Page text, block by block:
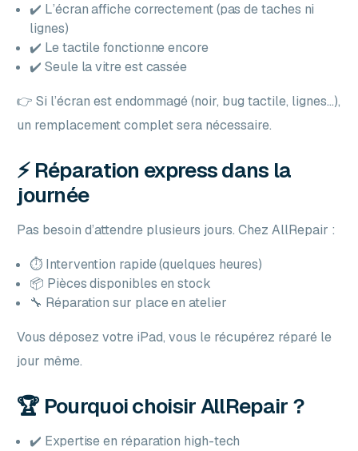
✔️ L’écran affiche correctement (pas de taches ni
lignes)
✔️ Le tactile fonctionne encore
✔️ Seule la vitre est cassée
👉 Si l’écran est endommagé (noir, bug tactile, lignes…),
un remplacement complet sera nécessaire.
⚡ Réparation express dans la
journée
Pas besoin d’attendre plusieurs jours. Chez AllRepair :
⏱️ Intervention rapide (quelques heures)
📦 Pièces disponibles en stock
🔧 Réparation sur place en atelier
Vous déposez votre iPad, vous le récupérez réparé le
jour même.
🏆 Pourquoi choisir AllRepair ?
✔️ Expertise en réparation high-tech